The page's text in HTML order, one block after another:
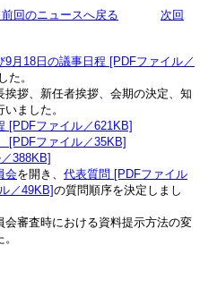
前回のニュースへ戻る
次回
9月18日の議事日程 [PDFファイル／
た。
挨拶、新任者挨拶、会期の決定、知
ました。
[PDFファイル／621KB]
[PDFファイル／35KB]
388KB]
会を開き、 代表質問 [PDFファイル
／49KB]の質問順序を決定しまし
審査時における資料提示方法の変